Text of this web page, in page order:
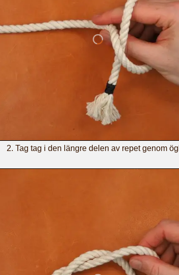
Tag tag i den längre delen av repet genom